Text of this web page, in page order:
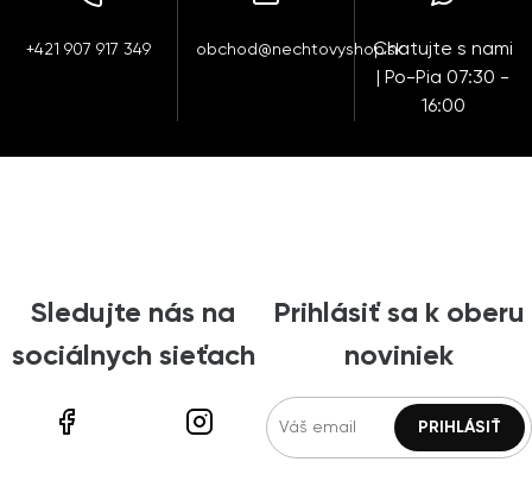
+421 907 917 349 obchod@nechtovyshop.skChatujte s nami
| Po-Pia 07:30 -
16:00
Sledujte nás na
sociálnych sieťach
Prihlásiť sa k oberu
noviniek